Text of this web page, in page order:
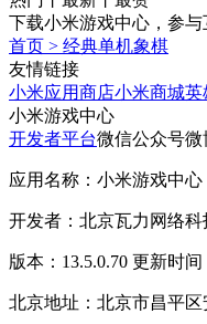
下载小米游戏中心，参与
首页 > 经典单机象棋
友情链接
小米应用商店小米商城英
小米游戏中心
开发者平台微信公众号微
应用名称：小米游戏中心
开发者：北京瓦力网络科
版本：13.5.0.70 更新时间
北京地址：北京市昌平